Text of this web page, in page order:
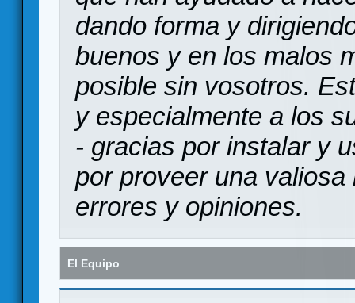
dando forma y
buenos y en los malos
posible sin vosotros.
y especialmente a los
- gracias por instalar y
por proveer una
errores y opiniones.
El Equipo